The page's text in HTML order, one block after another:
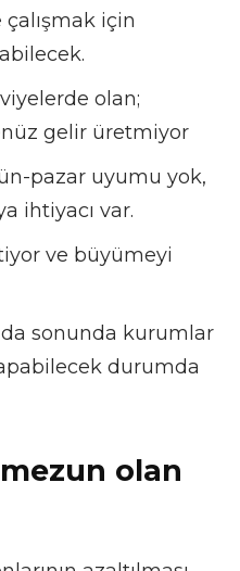
için
olan;
gelir üretmiyor
pazar uyumu yok,
ihtiyacı var.
ve büyümeyi
sonunda kurumlar
durumda
olan